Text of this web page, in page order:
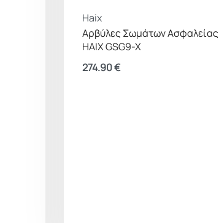
Haix
Αρβύλες Σωμάτων Ασφαλείας
HAIX GSG9-X
274.90€